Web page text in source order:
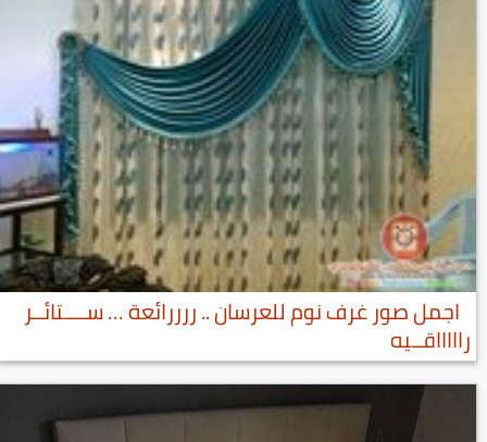
اجمل صور غرف نوم للعرسان .. ررررائعة … ســــتائــر
راااااقــيه